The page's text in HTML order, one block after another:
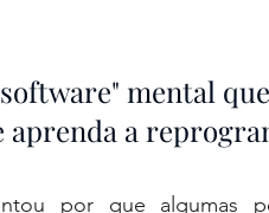
mental
aprenda a
por que algumas